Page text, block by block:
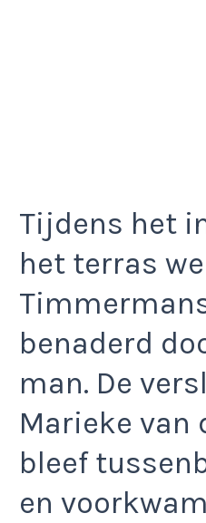
Tijdens het
het terras
benaderd
man. De
Marieke van
bleef
en